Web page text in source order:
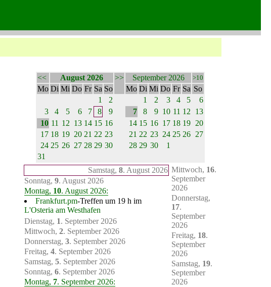
<< August 2026 >> September 2026 >10
Mo Di Mi Do Fr Sa So Mo Di Mi Do Fr Sa So
1
2 1 2 3 4 5
6
3
4 5 6 7 8 9 7 8 9 10 11 12 13
10 11 12 13 14 15 16 14 15 16 17 18 19 20
17 18 19 20 21 22 23 21 22 23 24 25 26 27
24 25 26 27 28 29 30 28 29 30
1
31
Samstag, 8. August 2026
Sonntag, 9. August 2026
Montag, 10. August 2026:
Frankfurt.pm-Treffen um 19 h im
L'Osteria am Westhafen
Dienstag, 1. September 2026
Mittwoch, 2. September 2026
Donnerstag, 3. September 2026
Freitag, 4. September 2026
Samstag, 5. September 2026
Sonntag, 6. September 2026
Montag, 7. September 2026:
Mittwoch, 16.
September
2026
Donnerstag,
17.
September
2026
Freitag, 18.
September
2026
Samstag, 19.
September
2026